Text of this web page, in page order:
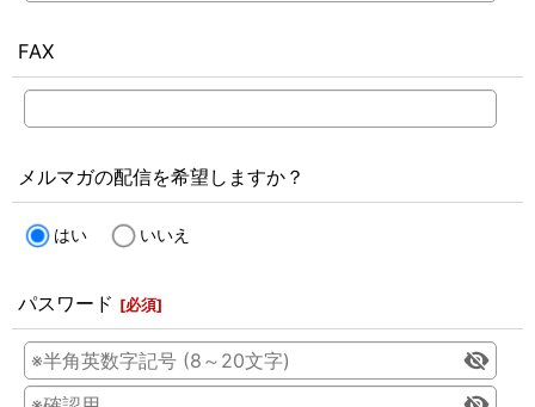
FAX
メルマガの配信を希望しますか？
はい いいえ
パスワード [必須]